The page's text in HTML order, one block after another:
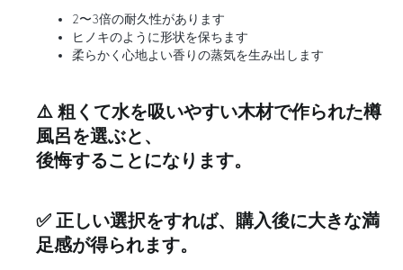
2〜3倍の耐久性があります
ヒノキのように形状を保ちます
柔らかく心地よい香りの蒸気を生み出します
⚠️ 粗くて水を吸いやすい木材で作られた樽
風呂を選ぶと、
後悔することになります。
✅ 正しい選択をすれば、購入後に大きな満
足感が得られます。